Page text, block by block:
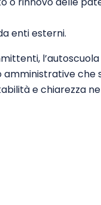
enti esterni.
che
e chiarezza